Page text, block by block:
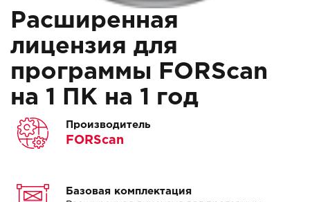
Расширенная
лицензия для
программы FORScan
на 1 ПК на 1 год
Производитель
FORScan
Базовая комплектация